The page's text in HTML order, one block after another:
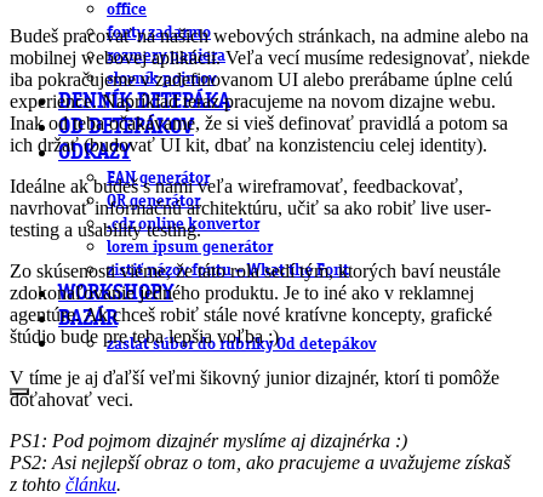
office
fonty zadarmo
rozmery papiera
slovník pojmov
DENNÍK DETEPÁKA
OD DETEPÁKOV
ODKAZY
EAN generátor
QR generátor
.cdr online konvertor
lorem ipsum generátor
zistiť názov fontu – What the Font
WORKSHOPY
BAZÁR
zaslať súbor do rubriky Od detepákov
Budeš pracovať na našich webových stránkach, na admine alebo na
mobilnej webovej aplikácii. Veľa vecí musíme redesignovať, niekde
iba pokračujeme v zadefinovanom UI alebo prerábame úplne celú
experience. Napríklad teraz pracujeme na novom dizajne webu.
Inak od teba očakávame, že si vieš definovať pravidlá a potom sa
ich držať (budovať UI kit, dbať na konzistenciu celej identity).
Ideálne ak budeš s nami veľa wireframovať, feedbackovať,
navrhovať informačnú architektúru, učiť sa ako robiť live user-
testing a usability testing.
Zo skúsenosti vieme, že táto rola sedí tým, ktorých baví neustále
zdokonaľovanie jedného produktu. Je to iné ako v reklamnej
agentúre. Ak chceš robiť stále nové kratívne koncepty, grafické
štúdio bude pre teba lepšia voľba :)
V tíme je aj ďaľší veľmi šikovný junior dizajnér, ktorí ti pomôže
doťahovať veci.
PS1: Pod pojmom dizajnér myslíme aj dizajnérka :)
PS2: Asi nejlepší obraz o tom, ako pracujeme a uvažujeme získaš
z tohto článku.